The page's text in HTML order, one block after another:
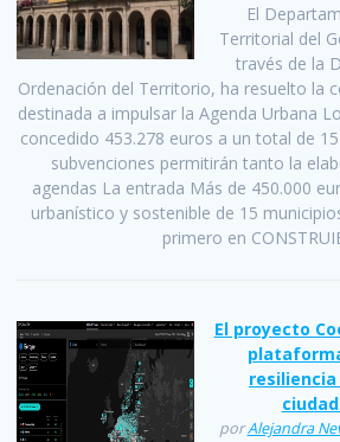
El
Territorial del
través de la
Ordenación del Territorio, ha resuelto la
destinada a impulsar la Agenda Urbana
concedido 453.278 euros a un total de
subvenciones permitirán tanto la
agendas La entrada Más de 450.000
urbanístico y sostenible de 15
primero en
El proyecto
porAlejandra